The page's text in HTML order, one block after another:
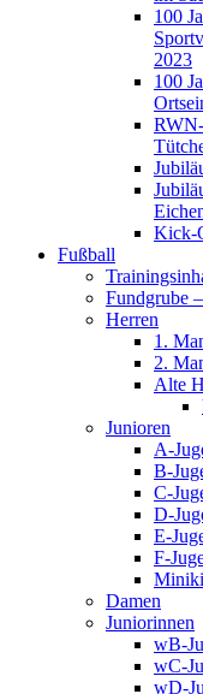
100
2023
100
Kick-
Fußball
Fundgrube
Herren
1.
2.
Alte
Junioren
A-
B-
C-
D-
E-
F-
Damen
Juniorinnen
wB-
wC-
wD-